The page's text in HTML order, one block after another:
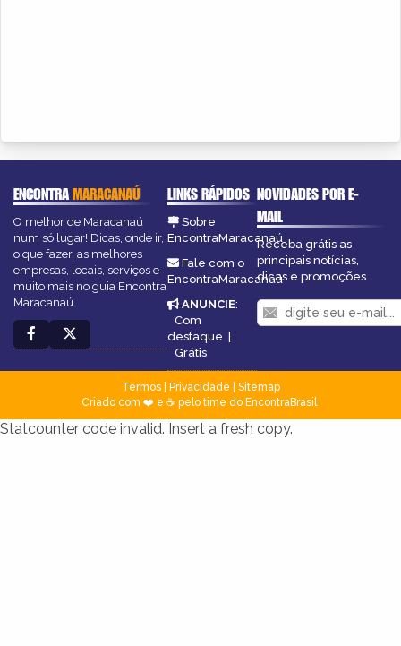
ENCONTRAMARACANAÚ
O melhor de Maracanaú
num só lugar! Dicas, onde ir,
o que fazer, as melhores
empresas, locais, serviços e
muito mais no guia Encontra
Maracanaú.
LINKS RÁPIDOS
Sobre
EncontraMaracanaú
Fale com o
EncontraMaracanaú
ANUNCIE:
Com
destaque |
Grátis
NOVIDADES POR E-
MAIL
Receba grátis as
principais notícias,
dicas e promoções
Termos| Privacidade
Sitemap
Criado com ❤️ e ☕ pelo time do EncontraBrasil
Statcounter code invalid. Insert a fresh copy.